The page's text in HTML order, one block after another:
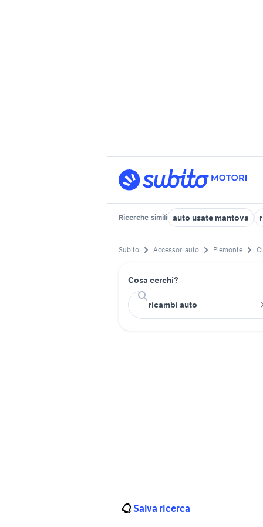
Ricerche simili auto usate mantova
Subito Accessori auto Piemonte
Cosa cerchi?
Salva ricerca